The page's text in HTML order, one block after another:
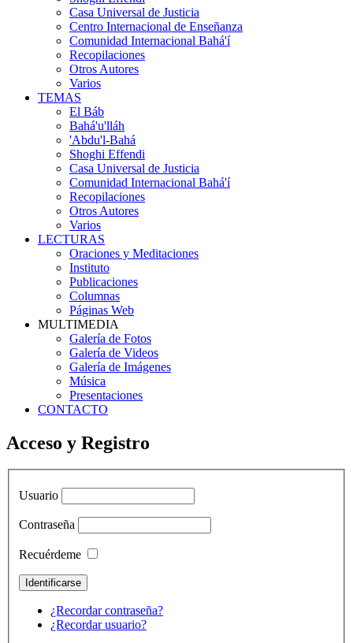
Casa Universal de Justicia
Centro Internacional de Enseñanza
Comunidad Internacional Bahá'í
Recopilaciones
Otros Autores
Varios
TEMAS
El Báb
Bahá'u'lláh
'Abdu'l-Bahá
Shoghi Effendi
Casa Universal de Justicia
Comunidad Internacional Bahá'í
Recopilaciones
Otros Autores
Varios
LECTURAS
Oraciones y Meditaciones
Instituto
Publicaciones
Columnas
Páginas Web
MULTIMEDIA
Galería de Fotos
Galería de Videos
Galería de Imágenes
Música
Presentaciones
CONTACTO
Acceso y Registro
Usuario
Contraseña
Recuérdeme
¿Recordar contraseña?
¿Recordar usuario?